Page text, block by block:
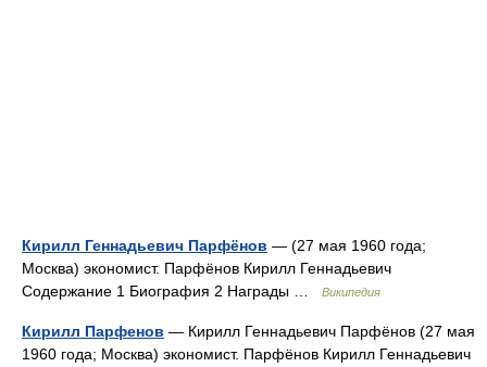
Кирилл Геннадьевич Парфёнов — (27 мая 1960 года;
Москва) экономист. Парфёнов Кирилл Геннадьевич
Содержание 1 Биография 2 Награды …
Википедия
Кирилл Парфенов — Кирилл Геннадьевич Парфёнов (27 мая
1960 года; Москва) экономист. Парфёнов Кирилл Геннадьевич